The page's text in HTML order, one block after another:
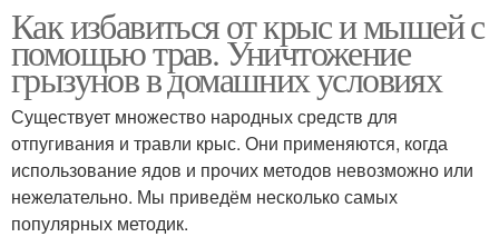
Как избавиться от крыс и мышей с
помощью трав. Уничтожение
грызунов в домашних условиях
Существует множество народных средств для
отпугивания и травли крыс. Они применяются, когда
использование ядов и прочих методов невозможно или
нежелательно. Мы приведём несколько самых
популярных методик.